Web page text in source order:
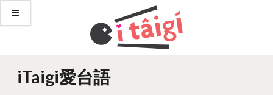
iTaigi愛台語